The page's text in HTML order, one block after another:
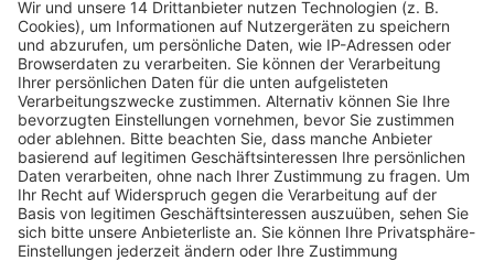
Fachmedien Recht und Wirtschaft
Ein Fachbereich der
dfv Mediengruppe
Mainzer Landstr. 251
60326 Frankfurt am Main